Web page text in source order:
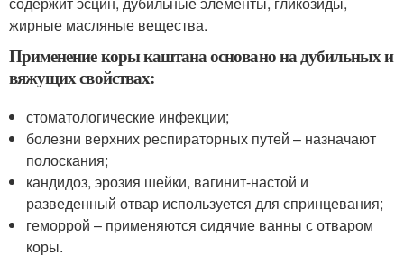
жирные масляные вещества.
Применение коры каштана основано на дубильных и
вяжущих свойствах:
стоматологические инфекции;
болезни верхних респираторных путей – назначают
полоскания;
кандидоз, эрозия шейки, вагинит-настой и
разведенный отвар используется для спринцевания;
геморрой – применяются сидячие ванны с отваром
коры.